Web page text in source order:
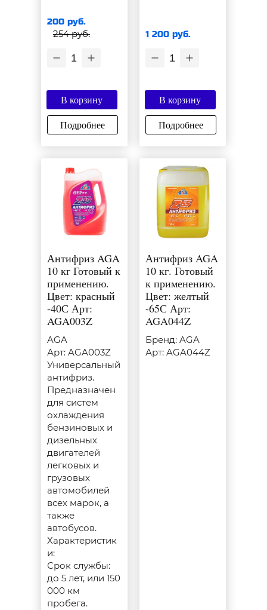
200 руб.
254 руб.
1
В корзину
Подробнее
1 200 руб.
1
В корзину
Подробнее
Антифриз AGA
10 кг Готовый к
применению.
Цвет: красный
-40С Арт:
AGA003Z
AGA
Арт: AGA003Z
Универсальный
антифриз.
Предназначен
для систем
охлаждения
бензиновых и
дизельных
двигателей
легковых и
грузовых
автомобилей
всех марок, а
также
автобусов.
Характеристик
и:
Срок службы:
до 5 лет, или 150
000 км
пробега.
Антифриз AGA
10 кг. Готовый
к применению.
Цвет: желтый
-65С Арт:
AGA044Z
Бренд: AGA
Арт: AGA044Z